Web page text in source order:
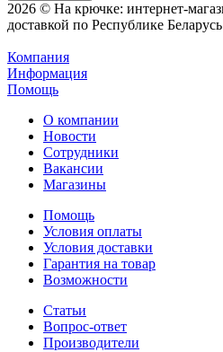
2026 © На крючке: интернет-
доставкой по Республике Беларусь
Компания
Информация
Помощь
О компании
Новости
Сотрудники
Вакансии
Магазины
Помощь
Условия оплаты
Условия доставки
Гарантия на товар
Возможности
Статьи
Вопрос-ответ
Производители